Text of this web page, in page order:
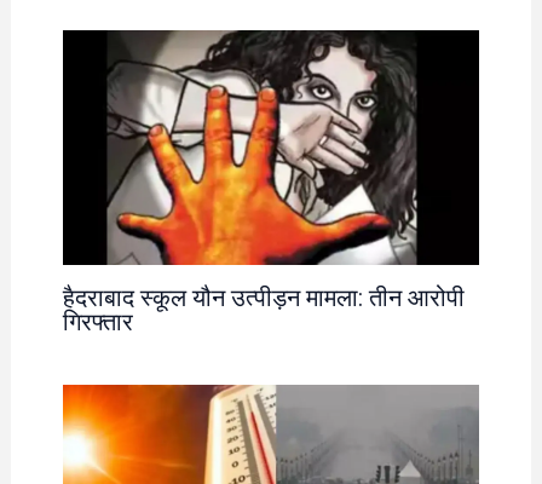
हैदराबाद स्कूल यौन उत्पीड़न मामला: तीन आरोपी
गिरफ्तार